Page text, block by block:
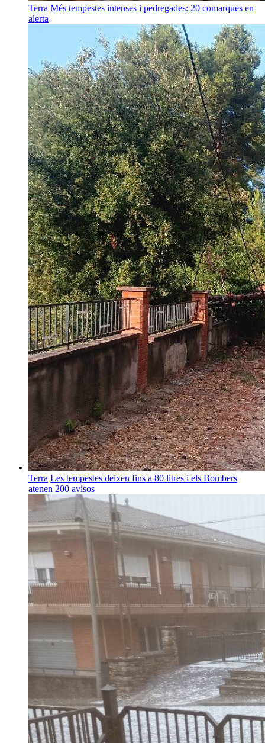
Terra Més tempestes intenses i pedregades: 20 comarques en
alerta
Terra Les tempestes deixen fins a 80 litres i els Bombers
atenen 200 avisos